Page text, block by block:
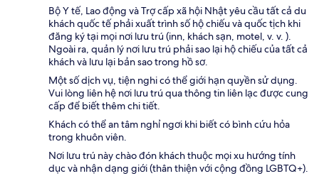
Bộ Y tế, Lao động và Trợ cấp xã hội Nhật yêu cầu tất cả du
khách quốc tế phải xuất trình số hộ chiếu và quốc tịch khi
đăng ký tại mọi nơi lưu trú (inn, khách sạn, motel, v. v. ).
Ngoài ra, quản lý nơi lưu trú phải sao lại hộ chiếu của tất cả
khách và lưu lại bản sao trong hồ sơ.
Một số dịch vụ, tiện nghi có thể giới hạn quyền sử dụng.
Vui lòng liên hệ nơi lưu trú qua thông tin liên lạc được cung
cấp để biết thêm chi tiết.
Khách có thể an tâm nghỉ ngơi khi biết có bình cứu hỏa
trong khuôn viên.
Nơi lưu trú này chào đón khách thuộc mọi xu hướng tính
dục và nhận dạng giới (thân thiện với cộng đồng LGBTQ+).